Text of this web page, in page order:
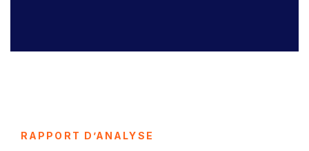
RAPPORT D’ANALYSE